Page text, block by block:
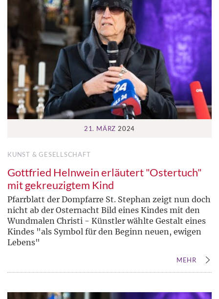
21. MÄRZ 2024
KUNST & GESELLSCHAFT
Gottfried Helnwein erläutert "Ostertuch"
mit gekreuzigtem Kind
Pfarrblatt der Dompfarre St. Stephan zeigt nun doch
nicht ab der Osternacht Bild eines Kindes mit den
Wundmalen Christi - Künstler wählte Gestalt eines
Kindes "als Symbol für den Beginn neuen, ewigen
Lebens"
MEHR